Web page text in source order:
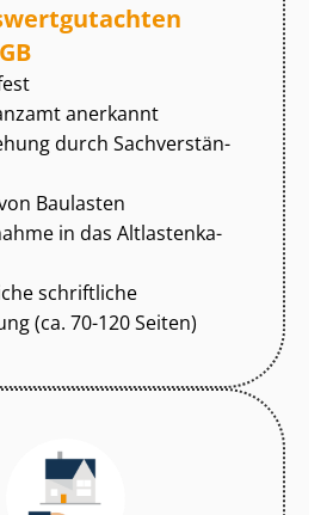
anerkannt
durch Sach­ver­stän­
Baulasten
in das Alt­las­ten­ka­
schriftliche
(ca. 70-120 Seiten)